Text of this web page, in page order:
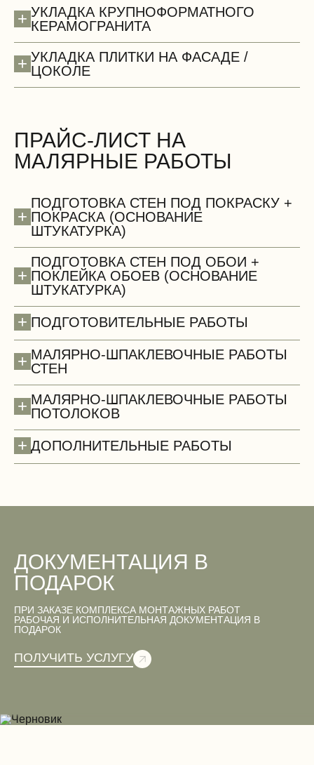
Двери
Сантехнические работы (демонтаж)
Вентиляционные работы (демонтаж)
+ УКЛАДКА КРУПНОФОРМАТНОГО
КЕРАМОГРАНИТА
+ УКЛАДКА ПЛИТКИ НА ФАСАДЕ /
ЦОКОЛЕ
ПРАЙС-ЛИСТ НА
МАЛЯРНЫЕ РАБОТЫ
+
ПОДГОТОВКА СТЕН ПОД ПОКРАСКУ +
ПОКРАСКА (ОСНОВАНИЕ
ШТУКАТУРКА)
+
ПОДГОТОВКА СТЕН ПОД ОБОИ +
ПОКЛЕЙКА ОБОЕВ (ОСНОВАНИЕ
ШТУКАТУРКА)
+ ПОДГОТОВИТЕЛЬНЫЕ РАБОТЫ
+ МАЛЯРНО-ШПАКЛЕВОЧНЫЕ РАБОТЫ
СТЕН
+ МАЛЯРНО-ШПАКЛЕВОЧНЫЕ РАБОТЫ
ПОТОЛОКОВ
+ ДОПОЛНИТЕЛЬНЫЕ РАБОТЫ
ДОКУМЕНТАЦИЯ В
ПОДАРОК
ПРИ ЗАКАЗЕ КОМПЛЕКСА МОНТАЖНЫХ РАБОТ
РАБОЧАЯ И ИСПОЛНИТЕЛЬНАЯ ДОКУМЕНТАЦИЯ В
ПОДАРОК
ПОЛУЧИТЬ УСЛУГУ